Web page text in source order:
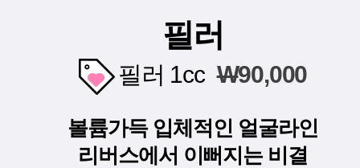
필러
필러 1cc W90,000
볼륨가득 입체적인 얼굴라인
리버스에서 이뻐지는 비결